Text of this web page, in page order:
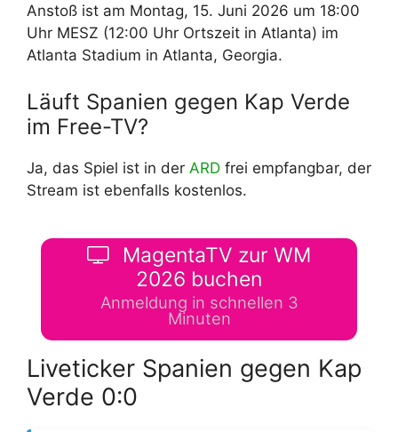
Anstoß ist am Montag, 15. Juni 2026 um 18:00
Uhr MESZ (12:00 Uhr Ortszeit in Atlanta) im
Atlanta Stadium in Atlanta, Georgia.
Läuft Spanien gegen Kap Verde
im Free-TV?
Ja, das Spiel ist in der ARD frei empfangbar, der
Stream ist ebenfalls kostenlos.
MagentaTV zur WM
2026 buchen
Anmeldung in schnellen 3
Minuten
Liveticker Spanien gegen Kap
Verde 0:0